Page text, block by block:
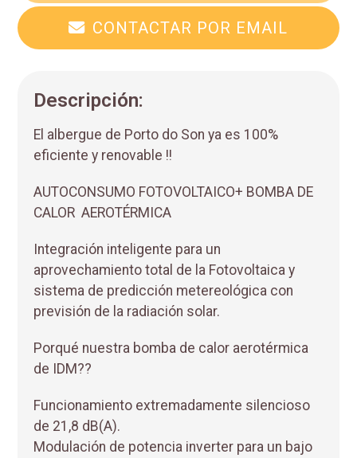
CONTACTAR POR EMAIL
Descripción:
El albergue de Porto do Son ya es 100%
eficiente y renovable !!
AUTOCONSUMO FOTOVOLTAICO+ BOMBA DE
CALOR AEROTÉRMICA
Integración inteligente para un
aprovechamiento total de la Fotovoltaica y
sistema de predicción metereológica con
previsión de la radiación solar.
Porqué nuestra bomba de calor aerotérmica
de IDM??
Funcionamiento extremadamente silencioso
de 21,8 dB(A).
Modulación de potencia inverter para un bajo